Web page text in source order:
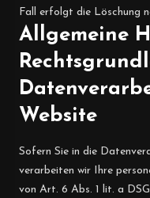
Fall erfolgt die Löschung
Allgemeine
Website
Sofern Sie in die
verarbeiten wir Ihre
von Art. 6 Abs. 1 lit. a